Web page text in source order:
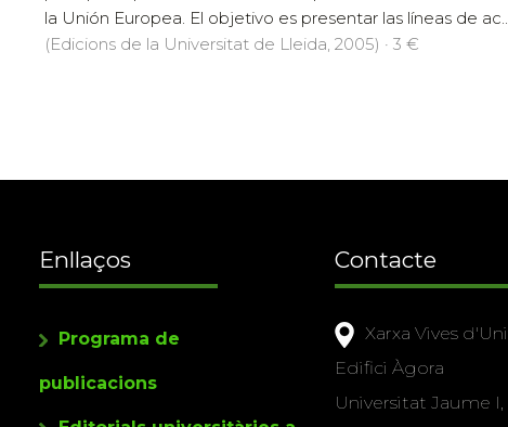
la Unión Europea. El objetivo es presentar las líneas de
(Edicions de la Universitat de Lleida, 2005) · 3 €
Enllaços
Programa de
publicacions
Contacte
Xarxa Vives
Edifici Àgora
Universitat Jaume I,